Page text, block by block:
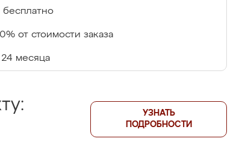
бесплатно
от стоимости заказа
24 месяца
УЗНАТЬ
ПОДРОБНОСТИ